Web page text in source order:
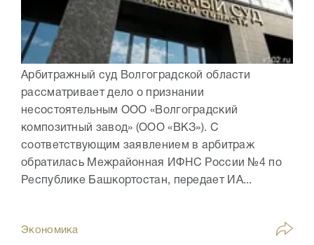
Арбитражный суд Волгоградской области
рассматривает дело о признании
несостоятельным ООО «Волгоградский
композитный завод» (ООО «ВКЗ»). С
соответствующим заявлением в арбитраж
обратилась Межрайонная ИФНС России №4 по
Республике Башкортостан, передает ИА...
Экономика